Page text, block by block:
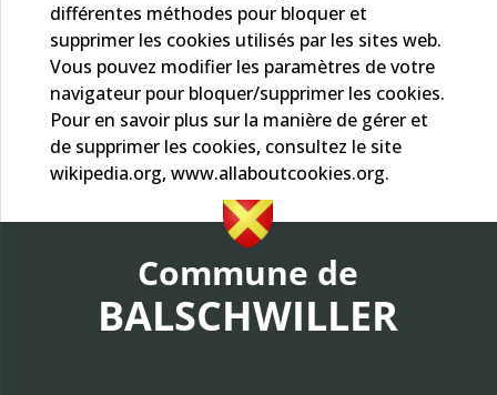
différentes méthodes pour bloquer et
supprimer les cookies utilisés par les sites web.
Vous pouvez modifier les paramètres de votre
navigateur pour bloquer/supprimer les cookies.
Pour en savoir plus sur la manière de gérer et
de supprimer les cookies, consultez le site
wikipedia.org, www.allaboutcookies.org.
Commune de
BALSCHWILLER